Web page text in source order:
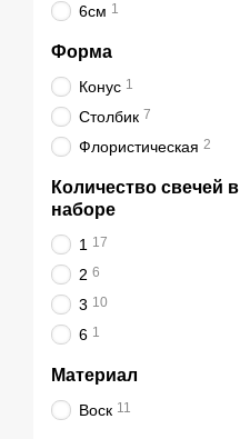
6см 1
Форма
Конус 1
Столбик 7
Флористическая 2
Количество свечей в
наборе
1 17
2 6
3 10
6 1
Материал
Воск 11